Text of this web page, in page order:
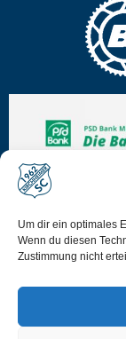
Um dir ein optimales
Wenn du diesen
Zustimmung nicht
Impressum
Disclaimer
Datenschutz